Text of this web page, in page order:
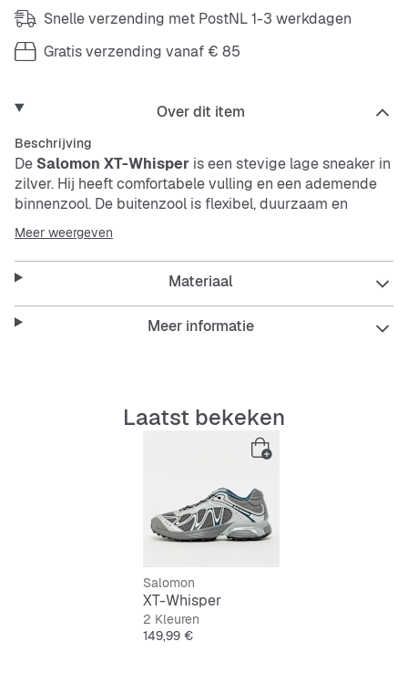
Snelle verzending met PostNL 1-3 werkdagen
Gratis verzending vanaf € 85
Over dit item
Beschrijving
De Salomon XT-Whisper is een stevige lage sneaker in
zilver. Hij heeft comfortabele vulling en een ademende
binnenzool. De buitenzool is flexibel, duurzaam en
antislip – ideaal voor elke dag. Met veters zit hij stevig
en stabiel aan je voet.
Slijtvast, flexibel en duurzaam buitenzool
Stevig en makkelijk in onderhoud
Comfortabele vulling voor extra draagcomfort
Meer weergeven
Materiaal
Meer informatie
Laatst bekeken
Salomon
XT-Whisper
2 Kleuren
Prijs
149,99 €